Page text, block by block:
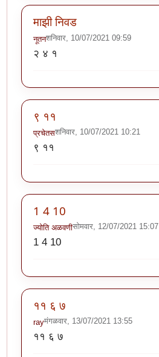
माझी निवड
नूतनशनिवार, 10/07/2021 09:59
२ ४ १
९ ११
प्रचेतसशनिवार, 10/07/2021 10:21
९ ११
1 4 10
ज्योति अळवणीसोमवार, 12/07/2021 15:07
1 4 10
११ ६ ७
rayमंगळवार, 13/07/2021 13:55
११ ६ ७